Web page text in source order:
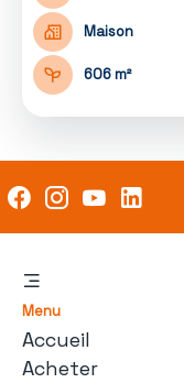
Maison
606 m²
Menu
Accueil
Acheter